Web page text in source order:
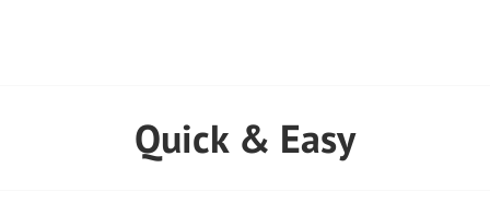
Quick & Easy